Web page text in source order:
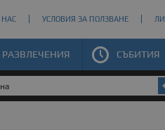
НАС УСЛОВИЯ ЗА ПОЛЗВАНЕ
РАЗВЛЕЧЕНИЯ СЪБИТИЯ